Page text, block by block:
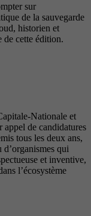
sur
de la sauvegarde
historien et
de cette édition.
Nationale et
de candidatures
tous les deux ans,
qui
et inventive,
l’écosystème